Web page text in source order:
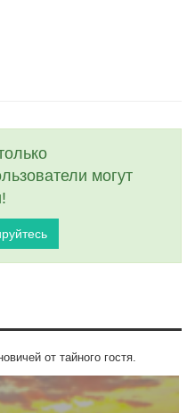
могут
от тайного гостя.